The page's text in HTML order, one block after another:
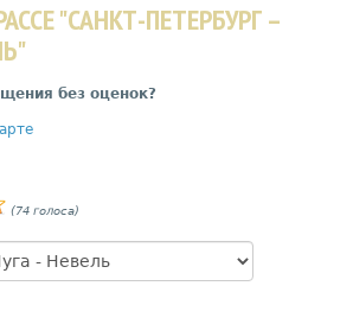
"САНКТ-ПЕТЕРБУРГ –
без оценок?
(74 голоса)